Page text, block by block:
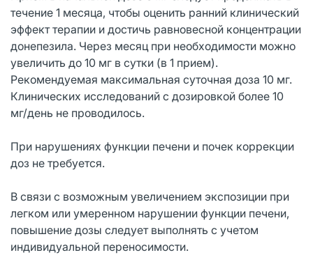
течение 1 месяца, чтобы оценить ранний клинический
эффект терапии и достичь равновесной концентрации
донепезила. Через месяц при необходимости можно
увеличить до 10 мг в сутки (в 1 прием).
Рекомендуемая максимальная суточная доза 10 мг.
Клинических исследований с дозировкой более 10
мг/день не проводилось.
При нарушениях функции печени и почек коррекции
доз не требуется.
В связи с возможным увеличением экспозиции при
легком или умеренном нарушении функции печени,
повышение дозы следует выполнять с учетом
индивидуальной переносимости.